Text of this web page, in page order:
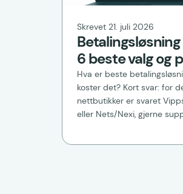
Skrevet 21. juli 2026
6 beste valg og
Hva er beste
koster det? Kort svar: for
nettbutikker er svaret
eller Nets/Nexi, gjerne